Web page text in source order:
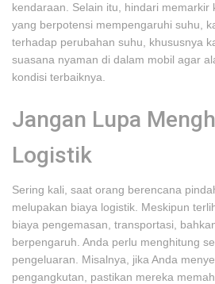
kendaraan. Selain itu, hindari memarkir
yang berpotensi mempengaruhi suhu,
terhadap perubahan suhu, khususnya
suasana nyaman di dalam mobil agar
kondisi terbaiknya.
Jangan Lupa
Logistik
Sering kali, saat orang berencana
melupakan biaya logistik. Meskipun
biaya pengemasan, transportasi,
berpengaruh. Anda perlu menghitung
pengeluaran. Misalnya, jika Anda
pengangkutan, pastikan mereka